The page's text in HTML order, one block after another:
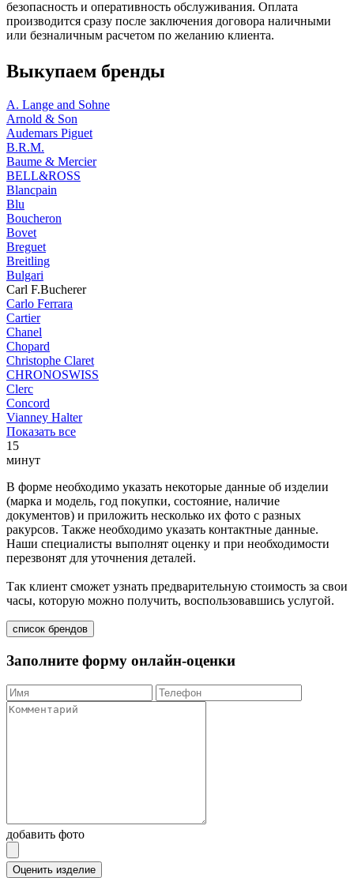
безопасность и оперативность обслуживания. Оплата
производится сразу после заключения договора наличными
или безналичным расчетом по желанию клиента.
Выкупаем бренды
A. Lange and Sohne
Arnold & Son
Audemars Piguet
B.R.M.
Baume & Mercier
BELL&ROSS
Blancpain
Blu
Boucheron
Bovet
Breguet
Breitling
Bulgari
Carl F.Bucherer
Carlo Ferrara
Cartier
Chanel
Chopard
Christophe Claret
CHRONOSWISS
Clerc
Concord
Vianney Halter
Показать все
15
минут
В форме необходимо указать некоторые данные об изделии
(марка и модель, год покупки, состояние, наличие
документов) и приложить несколько их фото с разных
ракурсов. Также необходимо указать контактные данные.
Наши специалисты выполнят оценку и при необходимости
перезвонят для уточнения деталей.
Так клиент сможет узнать предварительную стоимость за свои
часы, которую можно получить, воспользовавшись услугой.
список брендов
Заполните форму онлайн-оценки
добавить фото
Оценить изделие